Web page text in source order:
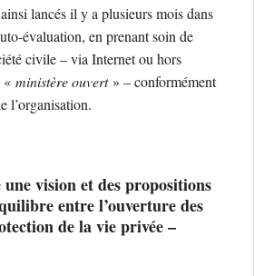
lancés il y a plusieurs mois dans
évaluation, en prenant soin de
civile – via Internet ou hors
« ministère ouvert» – conformément
l’organisation.
vision et des propositions
entre l’ouverture des
de la vie privée –